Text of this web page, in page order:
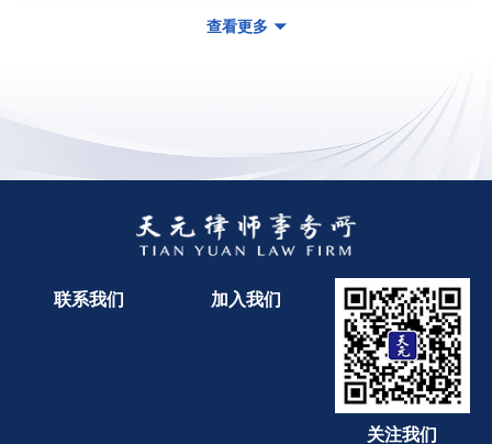
查看更多
联系我们 加入我们
关注我们